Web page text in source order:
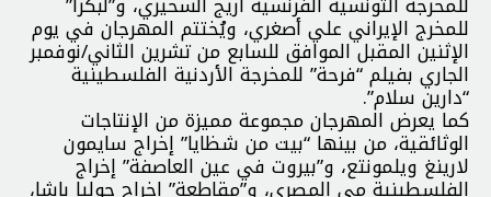
للمخرج الإيراني علي أصغري، ويُختتم المهرجان في يوم
الإثنين المقبل الموافق للسابع من تشرين الثاني/نوفمبر
الجاري بفيلم “فرحة” للمخرجة الأردنية الفلسطينية
“دارين سلام”.
كما يعرض المهرجان مجموعة مميزة من الإنتاجات
الوثائقية، من بينها “بيت من شظايا” إخراج سايمون
لارينغ ويلمونتع، و”بيروت في عين العاصفة” إخراج
الفلسطينية مي المصري، و”مقاطعة” إخراج جوليا باشا،